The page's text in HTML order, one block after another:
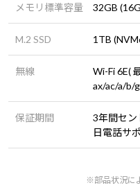
メモリ標準容量 32GB
M.2 SSD 1TB
無線
Wi-Fi 6E(
ax/ac/a/b/
保証期間
3年間セン
日電話サ
※部品状況に